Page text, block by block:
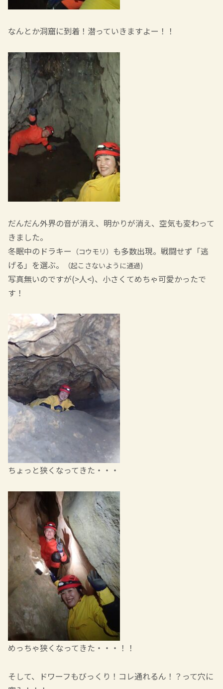
なんとか洞窟に到着！潜っていきますよー！！
だんだん外界の音が消え、明かりが消え、空気も変わって
きました。
冬眠中のドラキー （コウモリ） も多数出現。戦闘せず「逃
げる」を選ぶ。
（起こさないように通過)
写真無いのですが(>人<)、小さくてめちゃ可愛かったで
す！
ちょっと狭くなってきた・・・
めっちゃ狭くなってきた・・・！！
そして、ドワーフもびっくり！コレ通れるん！？って穴に